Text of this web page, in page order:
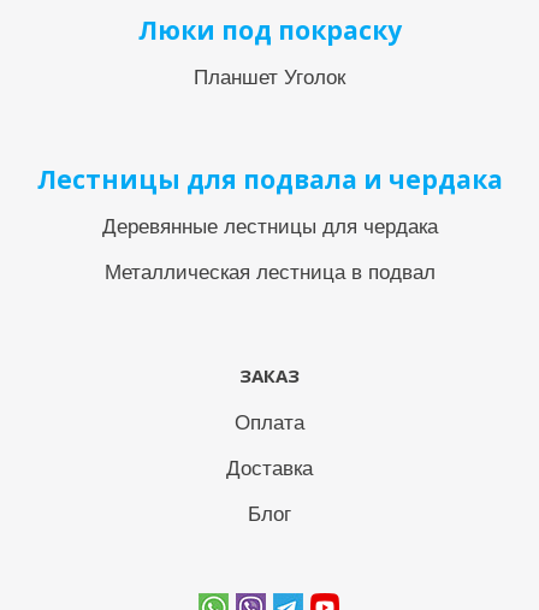
Люки под покраску
Планшет Уголок
Лестницы для подвала и чердака
Деревянные лестницы для чердака
Металлическая лестница в подвал
ЗАКАЗ
Оплата
Доставка
Блог